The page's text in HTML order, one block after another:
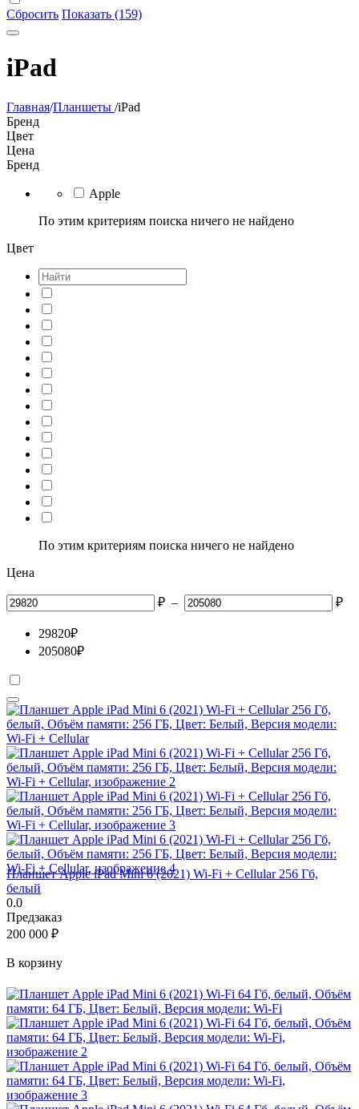
Сбросить Показать (159)
iPad
Главная/Планшеты /iPad
Бренд
Цвет
Цена
Бренд
Apple
По этим критериям поиска ничего не найдено
Цвет
По этим критериям поиска ничего не найдено
Цена
₽ – ₽
29820₽
205080₽
Планшет Apple iPad Mini 6 (2021) Wi-Fi + Cellular 256 Гб,
белый
0.0
Предзаказ
200 000 ₽
В корзину